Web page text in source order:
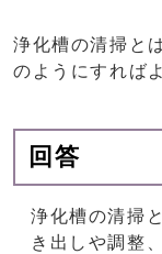
浄化槽の清掃と
のようにすれば
回答
浄化槽の清掃
き出しや調整